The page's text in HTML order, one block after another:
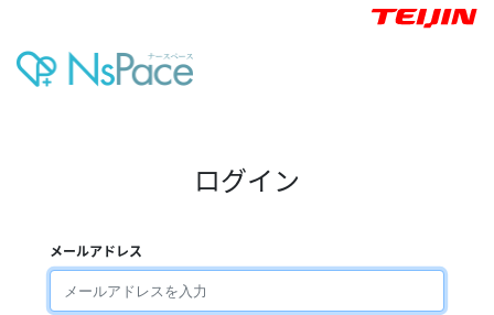
ログイン
メールアドレス